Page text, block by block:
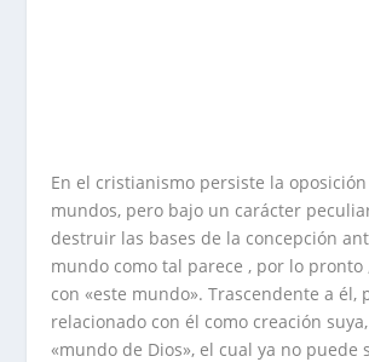
En el cristianismo persiste la
mundos, pero bajo un carácter
destruir las bases de la concepción
mundo como tal parece , por lo pronto
con «este mundo». Trascendente a él,
relacionado con él como creación
«mundo de Dios», el cual ya no puede